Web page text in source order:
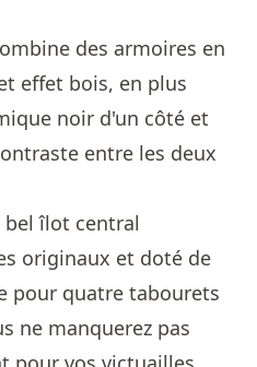
des armoires en
effet bois, en plus
noir d'un côté et
entre les deux
îlot central
originaux et doté de
pour quatre tabourets
ne manquerez pas